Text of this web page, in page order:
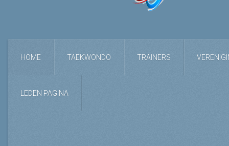
HOME TAEKWONDO TRAINERS
LEDEN PAGINA